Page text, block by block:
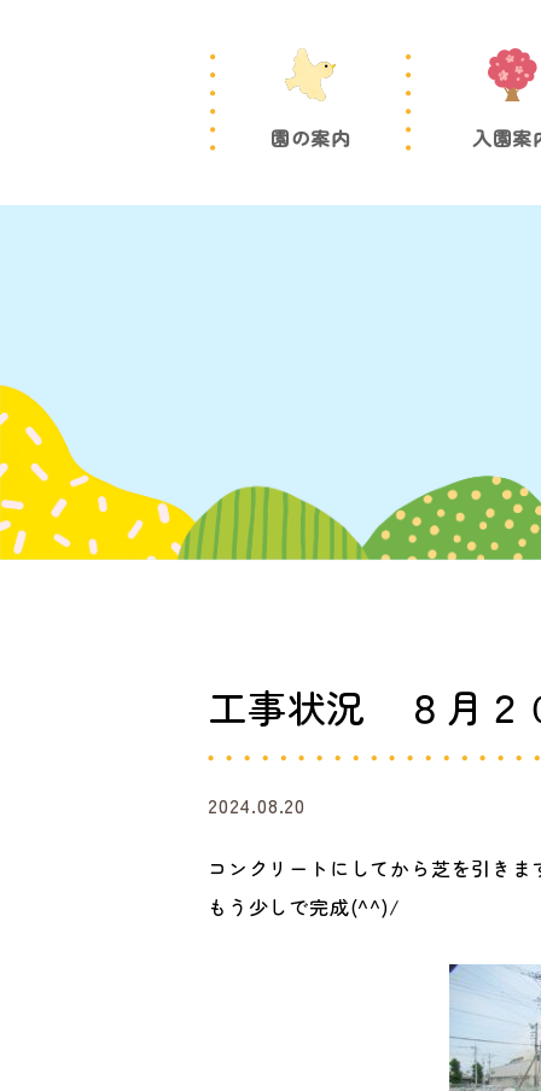
園の案内 入園案
工事状況 ８月２
2024.08.20
コンクリートにしてから芝を引きま
もう少しで完成(^^)/